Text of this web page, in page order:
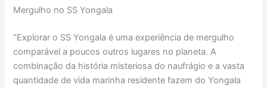
Mergulho no SS Yongala
“Explorar o SS Yongala é uma experiência de mergulho
comparável a poucos outros lugares no planeta. A
combinação da história misteriosa do naufrágio e a vasta
quantidade de vida marinha residente fazem do Yongala